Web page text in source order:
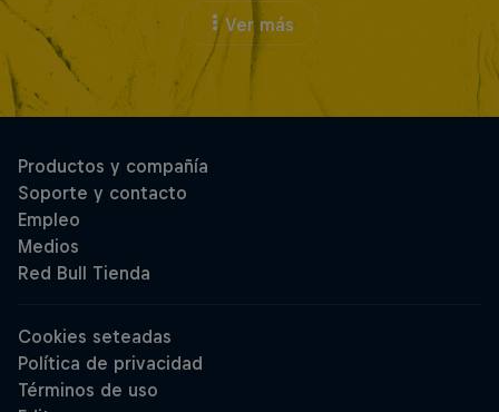
Ver más